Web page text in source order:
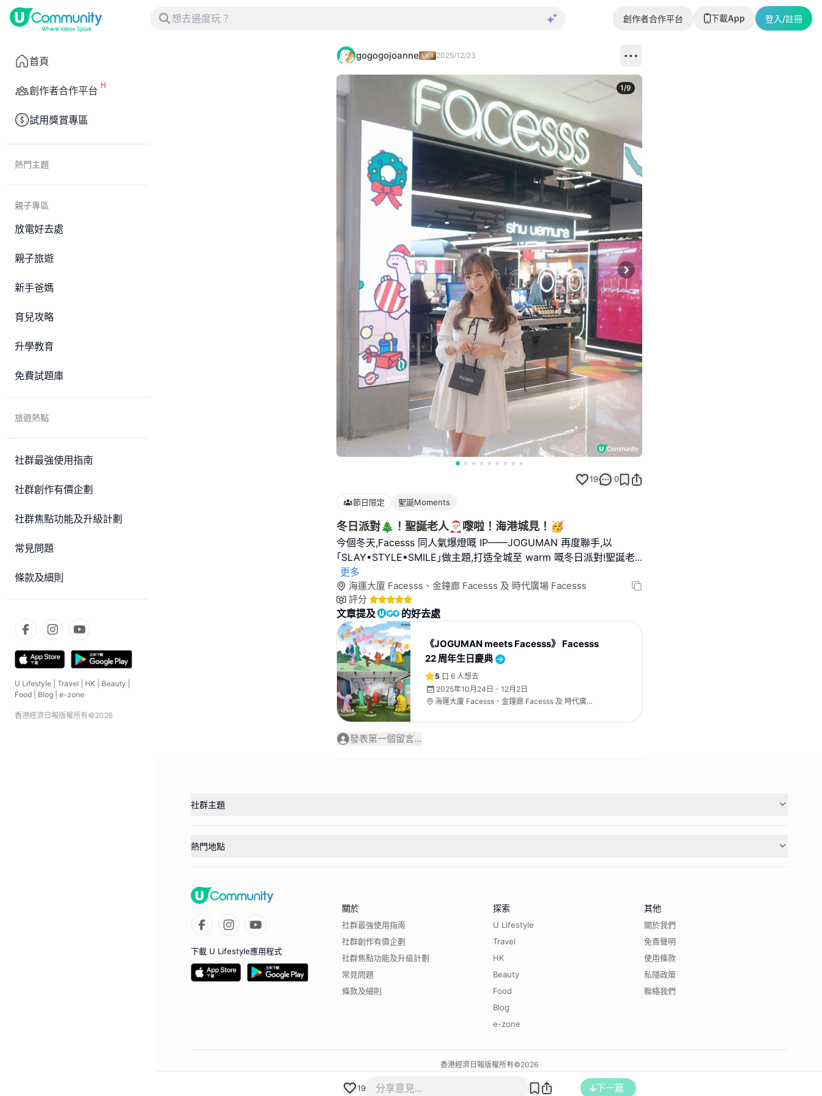
創作者合作平台 下載App 登入/註冊
首頁
創作者合作平台
試用獎賞專區
熱門主題
親子專區
放電好去處
親子旅遊
新手爸媽
育兒攻略
升學教育
免費試題庫
旅遊熱點
社群最強使用指南
社群創作有價企劃
社群焦點功能及升級計劃
常見問題
條款及細則
U Lifestyle Travel HK Beauty
Food
Blog e-zone
香港經濟日報版權所有©2026
gogogojoanne 2025/12/23
Next slide
1/9
19 0
節日限定 聖誕Moments
冬日派對🎄！聖誕老人🎅🏻嚟啦！海港城見！🥳
今個冬天,Facesss 同人氣爆燈嘅 IP——JOGUMAN 再度聯手,以
｢SLAY•STYLE•SMILE｣做主題,打造全城至 warm 嘅冬日派對!聖誕老...
更多
海運大廈 Facesss、金鐘廊 Facesss 及 時代廣場 Facesss
評分
文章提及 的好去處
《JOGUMAN meets Facesss》 Facesss
22 周年生日慶典
5 6 人想去
2025年10月24日 - 12月2日
海運大廈 Facesss、金鐘廊 Facesss 及 時代廣場
發表第一個留言...
19 下一篇
社群主題
熱門地點
下載 U Lifestyle應用程式
關於
社群最強使用指南
社群創作有價企劃
社群焦點功能及升級計劃
常見問題
條款及細則
探索
U Lifestyle
Travel
HK
Beauty
Food
Blog
e-zone
其他
關於我們
免責聲明
使用條款
私隱政策
聯絡我們
香港經濟日報版權所有©2026